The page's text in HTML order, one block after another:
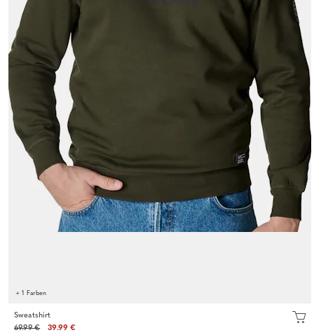
+ 1 Farben
Sweatshirt
69.99 €
39.99 €